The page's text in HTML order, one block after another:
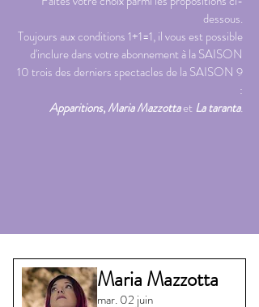
dessous.
Toujours aux conditions 1+1=1, il vous est possible
d'inclure dans votre abonnement à la SAISON
10 trois des derniers spectacles de la SAISON 9
:
Apparitions,Maria MazzottaetLa taranta.
Maria Mazzotta
mar. 02 juin